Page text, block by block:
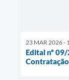
23 MAR 2026 -
Edital nº